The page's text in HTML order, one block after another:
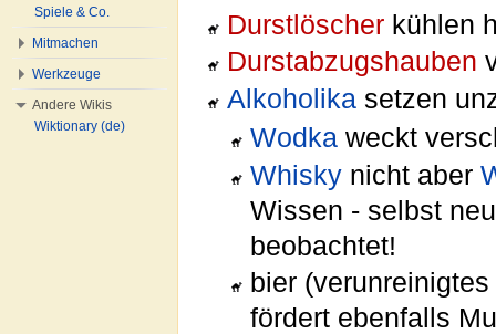
Durstlöscher kühlen
Durstabzugshauben
Alkoholika setzen
Wodkaweckt
Whiskynicht aber
Wissen - selbst
beobachtet!
bier
fördert ebenfalls
Spiele & Co.
Mitmachen
Werkzeuge
Andere Wikis
Wiktionary (de)